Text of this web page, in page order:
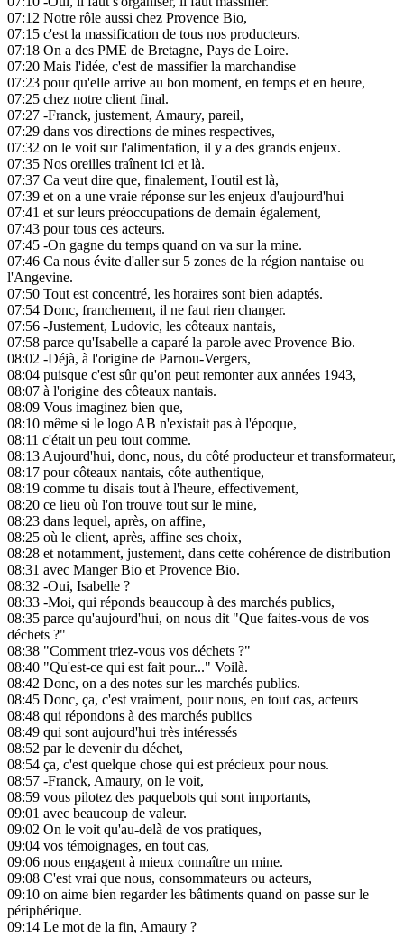
07:12 Notre rôle aussi chez Provence Bio,
07:15 c'est la massification de tous nos producteurs.
07:18 On a des PME de Bretagne, Pays de Loire.
07:20 Mais l'idée, c'est de massifier la marchandise
07:23 pour qu'elle arrive au bon moment, en temps et en heure,
07:25 chez notre client final.
07:27 -Franck, justement, Amaury, pareil,
07:29 dans vos directions de mines respectives,
07:32 on le voit sur l'alimentation, il y a des grands enjeux.
07:35 Nos oreilles traînent ici et là.
07:37 Ca veut dire que, finalement, l'outil est là,
07:39 et on a une vraie réponse sur les enjeux d'aujourd'hui
07:41 et sur leurs préoccupations de demain également,
07:43 pour tous ces acteurs.
07:45 -On gagne du temps quand on va sur la mine.
07:46 Ca nous évite d'aller sur 5 zones de la région nantaise ou
l'Angevine.
07:50 Tout est concentré, les horaires sont bien adaptés.
07:54 Donc, franchement, il ne faut rien changer.
07:56 -Justement, Ludovic, les côteaux nantais,
07:58 parce qu'Isabelle a caparé la parole avec Provence Bio.
08:02 -Déjà, à l'origine de Parnou-Vergers,
08:04 puisque c'est sûr qu'on peut remonter aux années 1943,
08:07 à l'origine des côteaux nantais.
08:09 Vous imaginez bien que,
08:10 même si le logo AB n'existait pas à l'époque,
08:11 c'était un peu tout comme.
08:13Aujourd'hui, donc, nous, du côté producteur et transformateur,
08:17 pour côteaux nantais, côte authentique,
08:19 comme tu disais tout à l'heure, effectivement,
08:20 ce lieu où l'on trouve tout sur le mine,
08:23 dans lequel, après, on affine,
08:25 où le client, après, affine ses choix,
08:28 et notamment, justement, dans cette cohérence de distribution
08:31 avec Manger Bio et Provence Bio.
08:32 -Oui, Isabelle ?
08:33 -Moi, qui réponds beaucoup à des marchés publics,
08:35 parce qu'aujourd'hui, on nous dit "Que faites-vous de vos
déchets ?"
08:38 "Comment triez-vous vos déchets ?"
08:40 "Qu'est-ce qui est fait pour..." Voilà.
08:42 Donc, on a des notes sur les marchés publics.
08:45 Donc, ça, c'est vraiment, pour nous, en tout cas, acteurs
08:48 qui répondons à des marchés publics
08:49 qui sont aujourd'hui très intéressés
08:52 par le devenir du déchet,
08:54 ça, c'est quelque chose qui est précieux pour nous.
08:57 -Franck, Amaury, on le voit,
08:59 vous pilotez des paquebots qui sont importants,
09:01 avec beaucoup de valeur.
09:02 On le voit qu'au-delà de vos pratiques,
09:04 vos témoignages, en tout cas,
09:06 nous engagent à mieux connaître un mine.
09:08 C'est vrai que nous, consommateurs ou acteurs,
09:10 on aime bien regarder les bâtiments quand on passe sur le
périphérique.
09:14 Le mot de la fin, Amaury ?